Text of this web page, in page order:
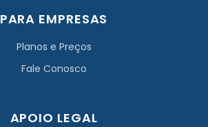
PARA EMPRESAS
Planos e Preços
Fale Conosco
APOIO LEGAL